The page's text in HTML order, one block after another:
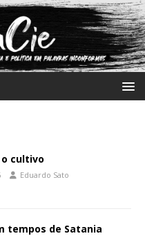
ferramentas
cultivo
Eduardo Sato
tempos de Satania